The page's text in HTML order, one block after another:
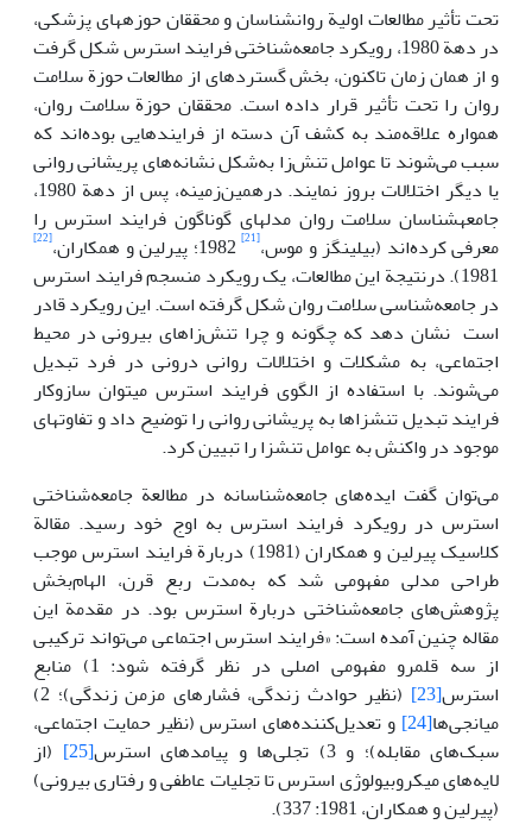
تحت تأثیر مطالعات اولیة روان­شناسان و محققان حوزه­های پزشکی،
در دهة 1980، رویکرد جامعه‌شناختی فرایند استرس شکل گرفت
و از همان زمان تاکنون، بخش گسترده­ای از مطالعات حوزة سلامت
روان را تحت ­تأثیر قرار داده است. محققان‌ حوزة سلامت روان،
همواره علاقه‌مند به کشف آن دسته از فرایندهایی بوده‌اند که
سبب می‌شوند تا عوامل تنش‌زا به‌شکل نشانه‌های پریشانی روانی
یا دیگر اختلالات بروز نمایند. درهمین‌زمینه، پس از دهة 1980،
جامعه­شناسان سلامت روان مدل­های گوناگون فرایند استرس را
معرفی کرده‌اند (بیلینگز و موس،[21] 1982؛ پیرلین و همکاران، [22]
1981). درنتیجة این مطالعات،‌ یک رویکرد منسجم فرایند استرس
در جامعه‌شناسی سلامت روان شکل گرفته است. این رویکرد قادر
است نشان دهد که چگونه و چرا تنش‌زاهای بیرونی در محیط
اجتماعی، به مشکلات و اختلالات روانی درونی در فرد تبدیل
می‌شوند. با استفاده از الگوی فرایند استرس می­توان سازوکار
فرایند تبدیل تنش­زاها به پریشانی روانی را توضیح داد و تفاوت­های
موجود در واکنش به عوامل تنش­زا را تبیین کرد.
می‌توان گفت ایده‌های جامعه‌شناسانه در مطالعة جامعه‌شناختی
استرس در رویکرد فرایند استرس به اوج خود رسید. مقالة
کلاسیک پیرلین و همکاران (1981) دربارة فرایند استرس موجب
طراحی مدلی مفهومی شد که به‌مدت ربع قرن، الهام‌بخش
پژوهش‌های جامعه‌شناختی دربارة استرس بود. در مقدمة این
مقاله چنین آمده است: «فرایند استرس اجتماعی می‌تواند ترکیبی
از سه قلمرو مفهومی اصلی در نظر گرفته شود: 1) منابع
استرس[23]
(نظیر حوادث زندگی، فشارهای مزمن زندگی)؛ 2)
میانجی‌ها[24]
و تعدیل‌کننده‌های استرس (نظیر حمایت اجتماعی،
سبک‌های مقابله)؛ و 3) تجلی‌ها و پیامدهای استرس
[25]
(از
لایه‌های میکروبیولوژی استرس تا تجلیات عاطفی و رفتاری بیرونی)
(پیرلین و همکاران، 1981: 337).